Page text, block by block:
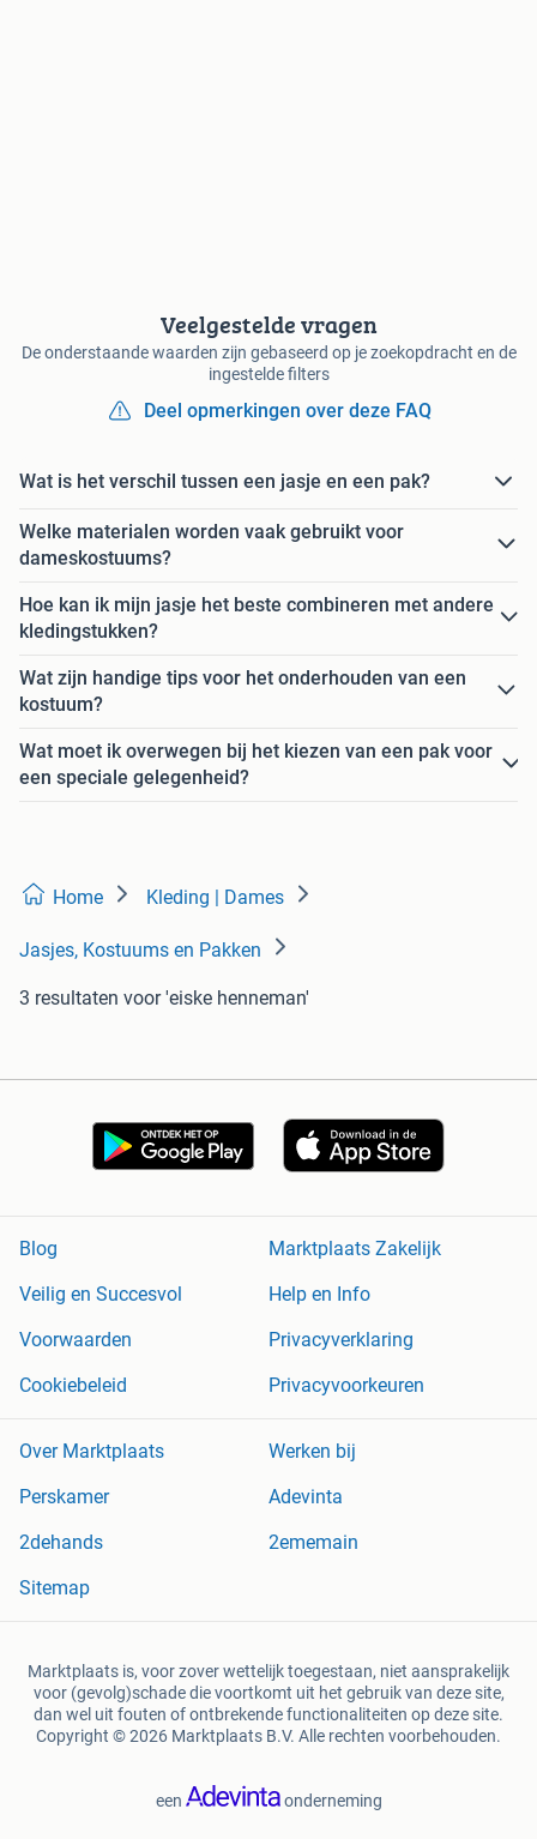
Veelgestelde vragen
De onderstaande waarden zijn gebaseerd op je zoekopdracht en de
ingestelde filters
Deel opmerkingen over deze FAQ
Wat is het verschil tussen een jasje en een pak?
Welke materialen worden vaak gebruikt voor
dameskostuums?
Hoe kan ik mijn jasje het beste combineren met andere
kledingstukken?
Wat zijn handige tips voor het onderhouden van een
kostuum?
Wat moet ik overwegen bij het kiezen van een pak voor
een speciale gelegenheid?
Home Kleding | Dames
Jasjes, Kostuums en Pakken
3 resultaten voor 'eiske henneman'
Blog
Marktplaats Zakelijk
Veilig en Succesvol
Help en Info
Voorwaarden
Privacyverklaring
Cookiebeleid
Privacyvoorkeuren
Over Marktplaats
Werken bij
Perskamer
Adevinta
2dehands
2ememain
Sitemap
Marktplaats is, voor zover wettelijk toegestaan, niet aansprakelijk
voor (gevolg)schade die voortkomt uit het gebruik van deze site,
dan wel uit fouten of ontbrekende functionaliteiten op deze site.
Copyright © 2026 Marktplaats B.V. Alle rechten voorbehouden.
een onderneming